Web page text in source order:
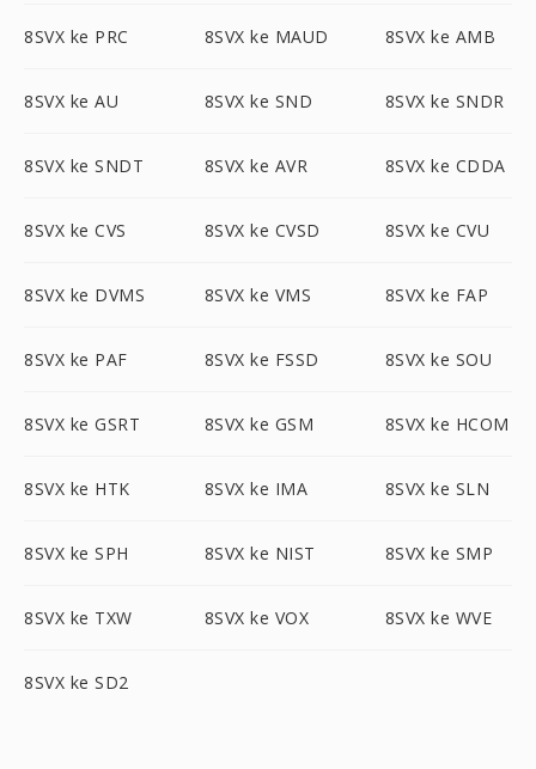
8SVX ke PRC 8SVX ke MAUD 8SVX ke AMB
8SVX ke AU 8SVX ke SND 8SVX ke SNDR
8SVX ke SNDT 8SVX ke AVR 8SVX ke CDDA
8SVX ke CVS 8SVX ke CVSD 8SVX ke CVU
8SVX ke DVMS 8SVX ke VMS 8SVX ke FAP
8SVX ke PAF 8SVX ke FSSD 8SVX ke SOU
8SVX ke GSRT 8SVX ke GSM 8SVX ke HCOM
8SVX ke HTK 8SVX ke IMA 8SVX ke SLN
8SVX ke SPH 8SVX ke NIST 8SVX ke SMP
8SVX ke TXW 8SVX ke VOX 8SVX ke WVE
8SVX ke SD2